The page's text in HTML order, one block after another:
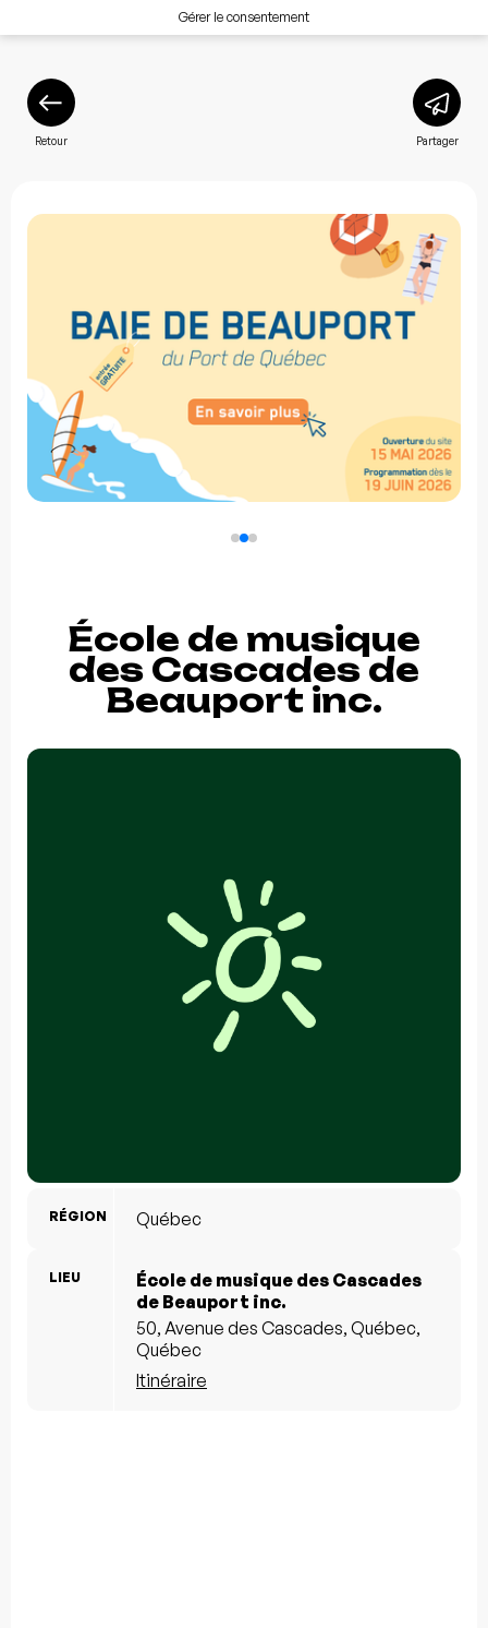
Gérer le consentement
Retour Partager
École de musique
des Cascades de
Beauport inc.
RÉGION Québec
LIEU
École de musique des Cascades
de Beauport inc.
50, Avenue des Cascades, Québec,
Québec
Itinéraire